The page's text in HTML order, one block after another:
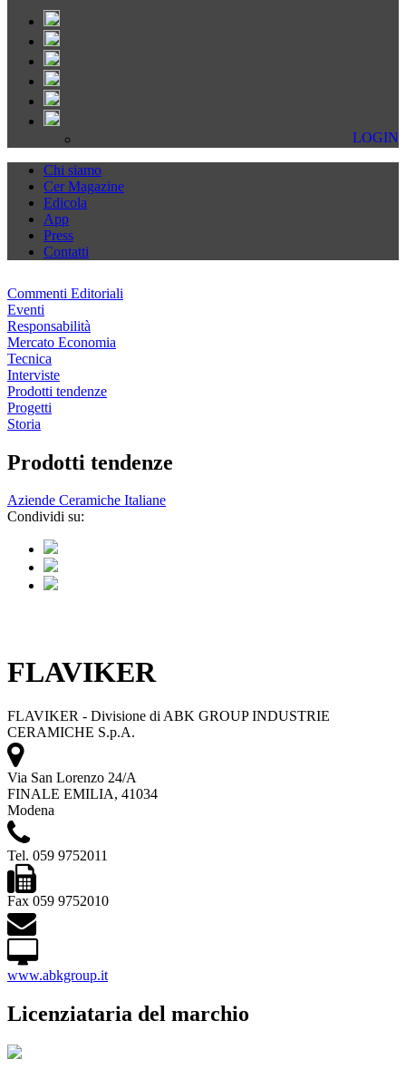
LOGIN
Chi siamo
Cer Magazine
Edicola
App
Press
Contatti
Commenti Editoriali
Eventi
Responsabilità
Mercato Economia
Tecnica
Interviste
Prodotti tendenze
Progetti
Storia
Prodotti tendenze
Aziende Ceramiche Italiane
Condividi su:
FLAVIKER
FLAVIKER - Divisione di ABK GROUP INDUSTRIE
CERAMICHE S.p.A.
Via San Lorenzo 24/A
FINALE EMILIA, 41034
Modena
Tel. 059 9752011
Fax 059 9752010
www.abkgroup.it
Licenziataria del marchio